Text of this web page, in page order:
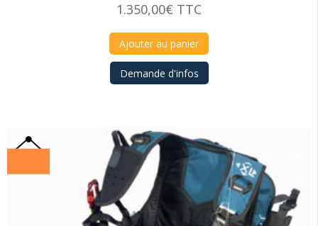
1.350,00€ TTC
Ajouter au panier
Demande d'infos